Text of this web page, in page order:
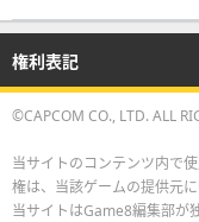
権利表記
©CAPCOM CO., LTD. ALL
当サイトのコンテンツ内で
権は、当該ゲームの提供元に
当サイトはGame8編集部が